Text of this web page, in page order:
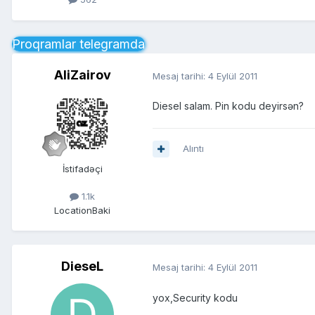
Proqramlar telegramda
AliZairov
İstifadəçi
1.1k
LocationBaki
Mesaj tarihi: 4 Eylül 2011
Diesel salam. Pin kodu deyirsən?
Alıntı
DieseL Mesaj tarihi: 4 Eylül 2011
yox,Security kodu